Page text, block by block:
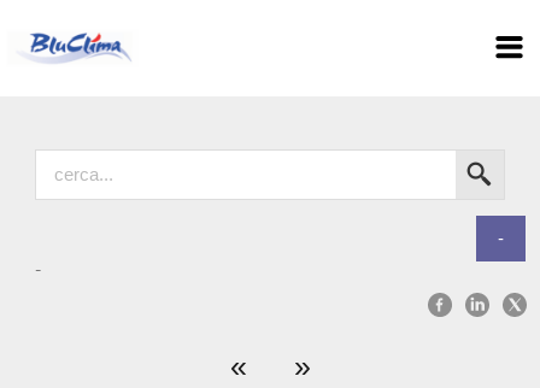
-
-
« »